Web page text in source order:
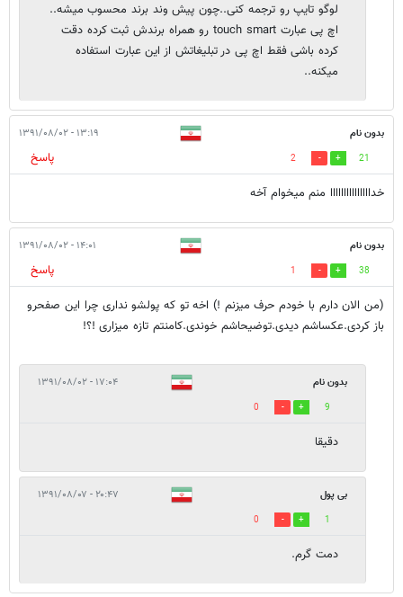
لوگو تایپ رو ترجمه کنی..چون پیش وند برند محسوب میشه..
اچ پی عبارت touch smart رو همراه برندش ثبت کرده دقت
کرده باشی فقط اچ پی در تبلیغاتش از این عبارت استفاده
میکنه..
بدون نام ۱۳:۱۹ - ۱۳۹۱/۰۸/۰۲
21
2
پاسخ
خدااااااااااااااا منم میخوام آخه
بدون نام ۱۴:۰۱ - ۱۳۹۱/۰۸/۰۲
38
1
پاسخ
(من الان دارم با خودم حرف میزنم !) اخه تو که پولشو نداری چرا این صفحرو
باز کردی.عکساشم دیدی.توضیحاشم خوندی.کامنتم تازه میزاری !؟!
بدون نام ۱۷:۰۴ - ۱۳۹۱/۰۸/۰۲
9
0
دقیقا
بی پول ۲۰:۴۷ - ۱۳۹۱/۰۸/۰۷
1
0
دمت گرم.